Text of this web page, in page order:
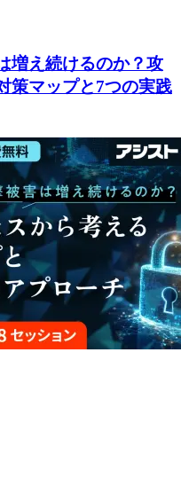
増え続けるのか？攻
策マップと7つの実践